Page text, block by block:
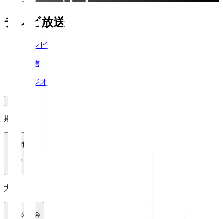
テレビ放送
テレビ
配信
ラジオ
期間
1週間
大会
全ての大会